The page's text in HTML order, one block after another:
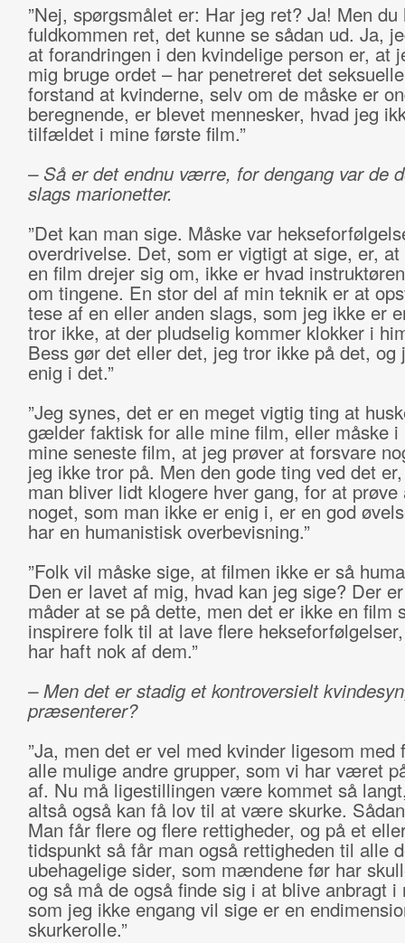
”Nej, spørgsmålet er: Har jeg ret? Ja! Men du
fuldkommen ret, det kunne se sådan ud. Ja,
at forandringen i den kvindelige person er, at
mig bruge ordet – har penetreret det
forstand at kvinderne, selv om de måske er
beregnende, er blevet mennesker, hvad jeg
tilfældet i mine første film.”
– Så er det endnu værre, for dengang var de
slags marionetter.
”Det kan man sige. Måske var
overdrivelse. Det, som er vigtigt at sige, er,
en film drejer sig om, ikke er hvad
om tingene. En stor del af min teknik er at
tese af en eller anden slags, som jeg ikke er
tror ikke, at der pludselig kommer klokker i
Bess gør det eller det, jeg tror ikke på det, og
enig i det.”
”Jeg synes, det er en meget vigtig ting at
gælder faktisk for alle mine film, eller måske i
mine seneste film, at jeg prøver at forsvare
jeg ikke tror på. Men den gode ting ved det
man bliver lidt klogere hver gang, for at prøve
noget, som man ikke er enig i, er en god
har en humanistisk overbevisning.”
”Folk vil måske sige, at filmen ikke er så
Den er lavet af mig, hvad kan jeg sige? Der
måder at se på dette, men det er ikke en film
inspirere folk til at lave flere
har haft nok af dem.”
– Men det er stadig et kontroversielt
præsenterer?
”Ja, men det er vel med kvinder ligesom med
alle mulige andre grupper, som vi har været
af. Nu må ligestillingen være kommet så
altså også kan få lov til at være skurke.
Man får flere og flere rettigheder, og på et
tidspunkt så får man også rettigheden til alle
ubehagelige sider, som mændene før har
og så må de også finde sig i at blive anbragt i
som jeg ikke engang vil sige er en
skurkerolle.”